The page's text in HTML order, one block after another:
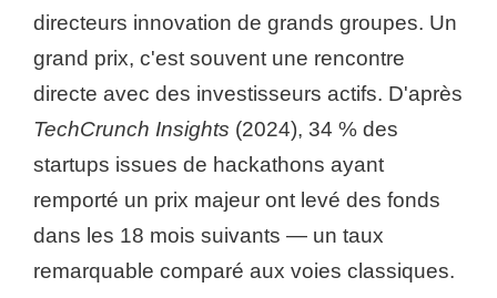
directeurs innovation de grands groupes. Un
grand prix, c'est souvent une rencontre
directe avec des investisseurs actifs. D'après
TechCrunch Insights (2024), 34 % des
startups issues de hackathons ayant
remporté un prix majeur ont levé des fonds
dans les 18 mois suivants — un taux
remarquable comparé aux voies classiques.